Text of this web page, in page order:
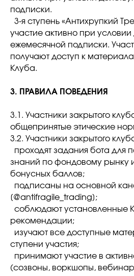
подписки.
3-я ступень «Антихрупкий
участие активно при
ежемесячной подписки.
получают доступ к
Клуба.
3. ПРАВИЛА ПОВЕДЕНИЯ
3.1. Участники закрытого
общепринятые этические
3.2. Участники закрытого
проходят задания бота для
знаний по фондовому рынку
бонусных баллов;
подписаны на основной
[@antifragile_trading];
соблюдают установленные
рекомендации;
изучают все доступные
ступени участия;
принимают участие в
(созвоны, воркшопы,